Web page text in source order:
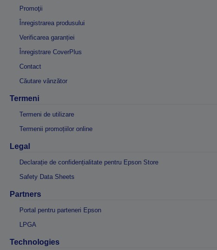
Promoţii
Înregistrarea produsului
Verificarea garanției
Înregistrare CoverPlus
Contact
Căutare vânzător
Termeni
Termeni de utilizare
Termenii promoțiilor online
Legal
Declarație de confidențialitate pentru Epson Store
Safety Data Sheets
Partners
Portal pentru parteneri Epson
LPGA
Technologies